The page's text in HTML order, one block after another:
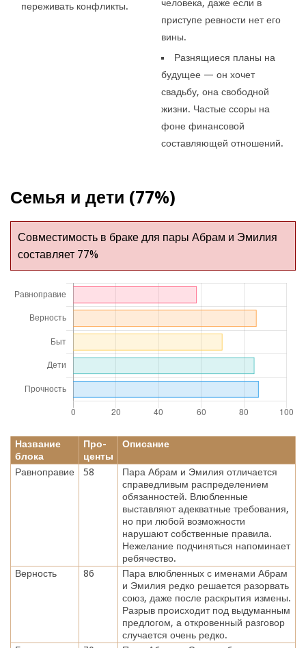
переживать конфликты.
человека, даже если в
приступе ревности нет его
вины.
Разнящиеся планы на
будущее — он хочет
свадьбу, она свободной
жизни. Частые ссоры на
фоне финансовой
составляющей отношений.
Семья и дети (77%)
Совместимость в браке для пары Абрам и Эмилия
составляет 77%
Название
блока
Про-
центы
Описание
Равноправие 58
Пара Абрам и Эмилия отличается
справедливым распределением
обязанностей. Влюбленные
выставляют адекватные требования,
но при любой возможности
нарушают собственные правила.
Нежелание подчиняться напоминает
ребячество.
Верность
86
Пара влюбленных с именами Абрам
и Эмилия редко решается разорвать
союз, даже после раскрытия измены.
Разрыв происходит под выдуманным
предлогом, а откровенный разговор
случается очень редко.